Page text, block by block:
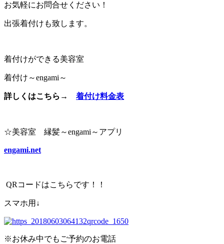
お気軽にお問合せください！
出張着付けも致します。
着付けができる美容室
着付け～engami～
詳しくはこちら→ 着付け料金表
☆美容室 縁髪～engami～アプリ
engami.net
QRコードはこちらです！！
スマホ用↓
※お休み中でもご予約のお電話